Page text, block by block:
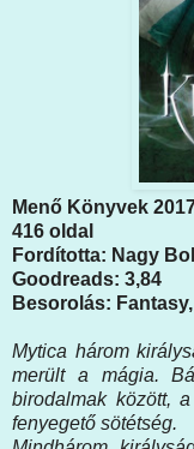
Menő Könyvek
416 oldal
Fordította: Nagy
Goodreads: 3,84
Besorolás:
Mytica három
merült a mágia.
birodalmak között,
fenyegető sötétség.